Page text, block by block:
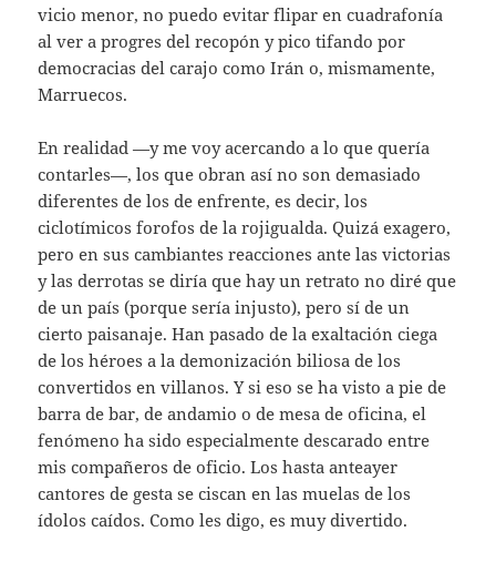
vicio menor, no puedo evitar flipar en cuadrafonía
al ver a progres del recopón y pico tifando por
democracias del carajo como Irán o, mismamente,
Marruecos.
En realidad —y me voy acercando a lo que quería
contarles—, los que obran así no son demasiado
diferentes de los de enfrente, es decir, los
ciclotímicos forofos de la rojigualda. Quizá exagero,
pero en sus cambiantes reacciones ante las victorias
y las derrotas se diría que hay un retrato no diré que
de un país (porque sería injusto), pero sí de un
cierto paisanaje. Han pasado de la exaltación ciega
de los héroes a la demonización biliosa de los
convertidos en villanos. Y si eso se ha visto a pie de
barra de bar, de andamio o de mesa de oficina, el
fenómeno ha sido especialmente descarado entre
mis compañeros de oficio. Los hasta anteayer
cantores de gesta se ciscan en las muelas de los
ídolos caídos. Como les digo, es muy divertido.